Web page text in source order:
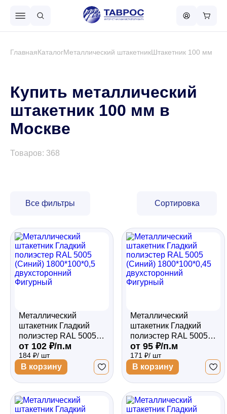
Металлочерепица
Забор
Кровля
Водосточная система
Профили для гипсокартона
Дача и сад
ГлавнаяКаталогМеталлический штакетникШтакетник 100 мм
Купить металлический
штакетник 100 мм в
Москве
Товаров: 368
Все фильтры Сортировка
Металлический
штакетник Гладкий
полиэстер RAL 5005
(Синий) 1800*100*0,5
двухсторонний
Фигурный
от 102 ₽/п.м
184 ₽/ шт
В корзину
Металлический
штакетник Гладкий
полиэстер RAL 5005
(Синий) 1800*100*0,45
двухсторонний
Фигурный
от 95 ₽/п.м
171 ₽/ шт
В корзину